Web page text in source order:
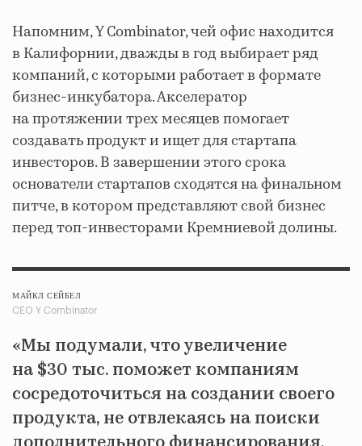
Напомним, Y Combinator, чей офис находится
в Калифорнии, дважды в год выбирает ряд
компаний, с которыми работает в формате
бизнес-инкубатора. Акселератор
на протяжении трех месяцев помогает
создавать продукт и ищет для стартапа
инвесторов. В завершении этого срока
основатели стартапов сходятся на финальном
питче, в котором представляют свой бизнес
перед топ-инвесторами Кремниевой долины.
МАЙКЛ СЕЙБЕЛ
CEO Y Combinator
«Мы подумали, что увеличение
на $30 тыс. поможет компаниям
сосредоточиться на создании своего
продукта, не отвлекаясь на поиски